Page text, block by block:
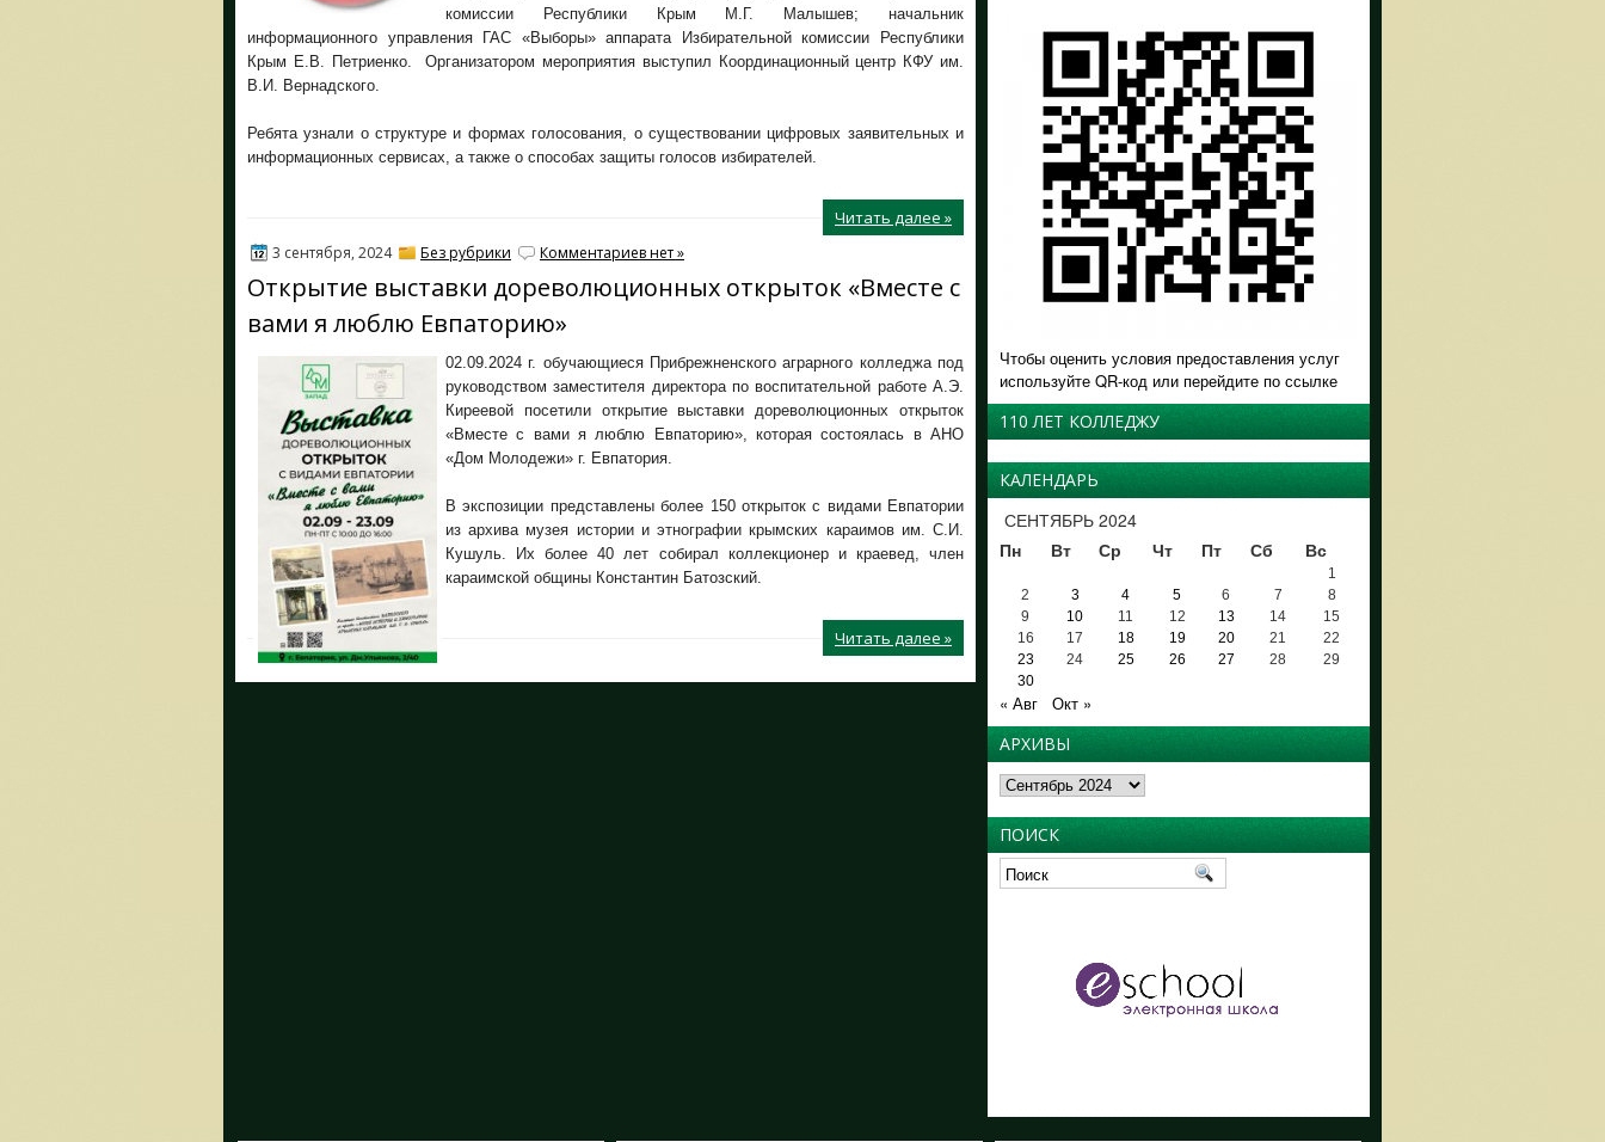
комиссии Республики Крым М.Г. Малышев; начальник
информационного управления ГАС «Выборы» аппарата Избирательной комиссии Республики
Крым Е.В. Петриенко. Организатором мероприятия выступил Координационный центр КФУ им.
В.И. Вернадского.
Ребята узнали о структуре и формах голосования, о существовании цифровых заявительных и
информационных сервисах, а также о способах защиты голосов избирателей.
Читать далее »
3 сентября, 2024 Без рубрики Комментариев нет »
Открытие выставки дореволюционных открыток «Вместе с
вами я люблю Евпаторию»
02.09.2024 г. обучающиеся Прибрежненского аграрного колледжа под
руководством заместителя директора по воспитательной работе А.Э.
Киреевой посетили открытие выставки дореволюционных открыток
«Вместе с вами я люблю Евпаторию», которая состоялась в АНО
«Дом Молодежи» г. Евпатория.
В экспозиции представлены более 150 открыток с видами Евпатории
из архива музея истории и этнографии крымских караимов им. С.И.
Кушуль. Их более 40 лет собирал коллекционер и краевед, член
караимской общины Константин Батозский.
Читать далее »
Чтобы оценить условия предоставления услуг
используйте QR-код или перейдите по ссылке
110 ЛЕТ КОЛЛЕДЖУ
КАЛЕНДАРЬ
СЕНТЯБРЬ 2024
Пн
Вт Ср Чт Пт Сб Вс
1
2
3 4 5 6 7
8
9
10 11 12 13 14
15
16
17 18 19 20 21
22
23
24 25 26 27 28
29
30
« Авг
Окт »
АРХИВЫ
Архивы
ПОИСК